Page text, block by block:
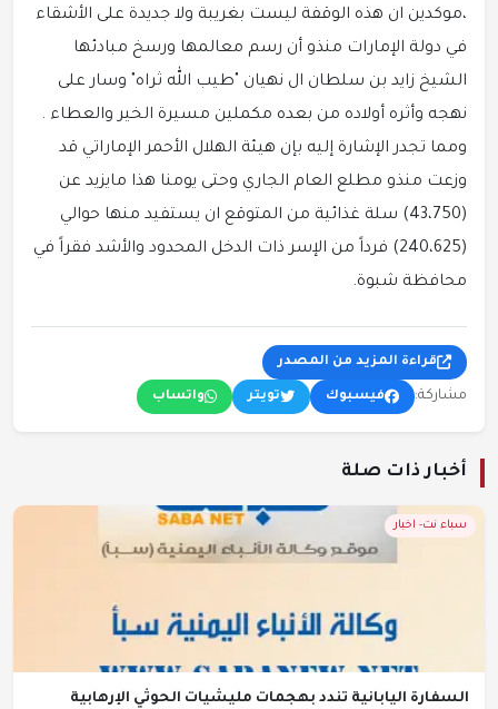
،موكدين ان هذه الوقفة ليست بغريبة ولا جديدة على الأشقاء
في دولة الإمارات منذو أن رسم معالمها ورسخ مبادئها
الشيخ زايد بن سلطان ال نهيان "طيب الله ثراه" وسار على
نهجه وأثره أولاده من بعده مكملين مسيرة الخير والعطاء .
ومما تجدر الإشارة إليه بإن هيئة الهلال الأحمر الإماراتي قد
وزعت منذو مطلع العام الجاري وحتى يومنا هذا مايزيد عن
(43،750) سلة غذائية من المتوقع ان يستفيد منها حوالي
(240،625) فرداً من الإسر ذات الدخل المحدود والأشد فقراً في
محافظة شبوة.
قراءة المزيد من المصدر
مشاركة: فيسبوك تويتر واتساب
أخبار ذات صلة
سباء نت- اخبار
السفارة اليابانية تندد بهجمات مليشيات الحوثي الإرهابية